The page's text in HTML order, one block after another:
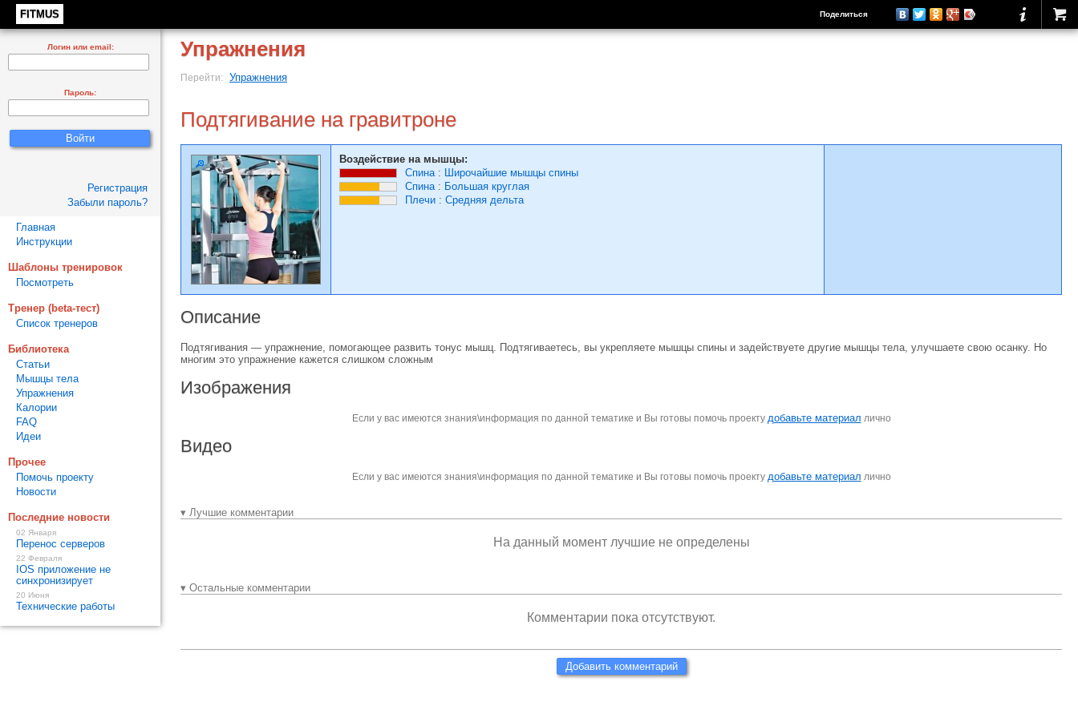
FITMUS Поделиться
Упражнения
Перейти: Упражнения
Подтягивание на гравитроне
Воздействие на мышцы:
Спина: Широчайшие мышцы спины
Спина: Большая круглая
Плечи : Средняя дельта
Описание
Подтягивания — упражнение, помогающее развить тонус мышц. Подтягиваетесь, вы укрепляете мышцы спины и задействуете другие мышцы тела, улучшаете свою осанку. Но
многим это упражнение кажется слишком сложным
Изображения
Если у вас имеются знания\информация по данной тематике и Вы готовы помочь проекту добавьте материал лично
Видео
Если у вас имеются знания\информация по данной тематике и Вы готовы помочь проекту добавьте материал лично
▾ Лучшие комментарии
На данный момент лучшие не определены
▾ Остальные комментарии
Комментарии пока отсутствуют.
Добавить комментарий
Логин или email:
Пароль:
Регистрация
Забыли пароль?
Главная
Инструкции
Шаблоны тренировок
Посмотреть
Тренер (beta-тест)
Список тренеров
Библиотека
Статьи
Мышцы тела
Упражнения
Калории
FAQ
Идеи
Прочее
Помочь проекту
Новости
Последние новости
02 Января
Перенос серверов
22 Февраля
IOS приложение не
синхронизирует
20 Июня
Технические работы